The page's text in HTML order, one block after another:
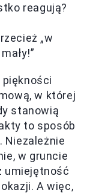
reagują?
„w
w której
stanowią
to sposób
Niezależnie
w gruncie
umiejętność
A więc,